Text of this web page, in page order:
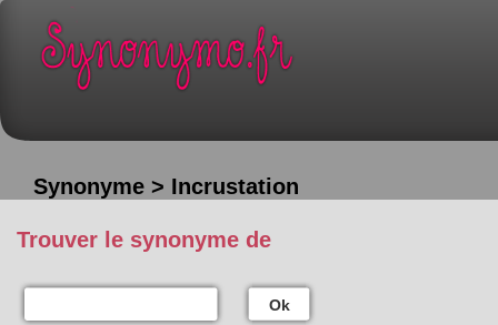
Synonyme > Incrustation
Trouver le synonyme de
Ok